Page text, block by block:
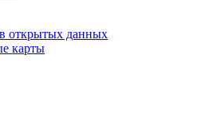
открытых данных
карты